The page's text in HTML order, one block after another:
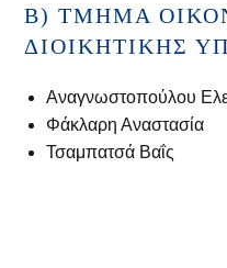
Β) ΤΜΉΜΑ
ΔΙΟΙΚΗΤΙΚΉΣ
Αναγνωστοπούλου
Φάκλαρη Αναστασία
Τσαμπατσά Βαΐς